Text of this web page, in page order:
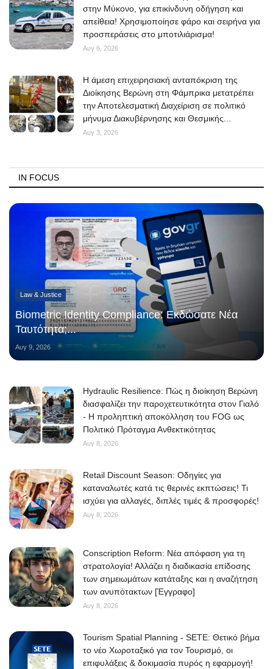
στην Μύκονο, για επικίνδυνη οδήγηση και
απείθεια! Χρησιμοποίησε φάρο και σειρήνα για
προσπεράσεις στο μποτιλιάρισμα!
Αυγ 6, 2026
Η άμεση επιχειρησιακή ανταπόκριση της
Διοίκησης Βερώνη στη Φάμπρικα μετατρέπει
την Αποτελεσματική Διαχείριση σε πολιτικό
μήνυμα Διακυβέρνησης και Θεσμικής...
Αυγ 3, 2026
IN FOCUS
Law & Justice
Biometric Identity Compliance: Εκδώσατε Νέα
Ταυτότητα;...
Αυγ 9, 2026
Hydraulic Resilience: Πώς η διοίκηση Βερώνη
διασφαλίζει την παροχετευτικότητα στον Γιαλό
- Η προληπτική αποκόλληση του FOG ως
Πολιτικό Πρόταγμα Ανθεκτικότητας
Αυγ 8, 2026
Retail Discount Season: Οδηγίες για
καταναλωτές κατά τις θερινές εκπτώσεις! Τι
ισχύει για αλλαγές, διπλές τιμές & προσφορές!
Αυγ 8, 2026
Conscription Reform: Νέα απόφαση για τη
στρατολογία! Αλλάζει η διαδικασία επίδοσης
των σημειωμάτων κατάταξης και η αναζήτηση
των ανυπότακτων [Έγγραφο]
Αυγ 8, 2026
Tourism Spatial Planning - SETE: Θετικό βήμα
το νέο Χωροταξικό για τον Τουρισμό, οι
επιφυλάξεις & δοκιμασία πυρός η εφαρμογή!